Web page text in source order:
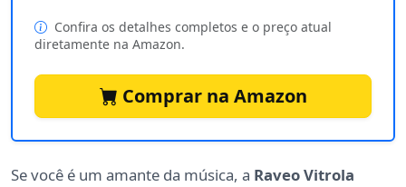
Confira os detalhes completos e o preço atual
diretamente na Amazon.
Comprar na Amazon
Se você é um amante da música, a Raveo Vitrola